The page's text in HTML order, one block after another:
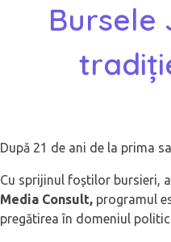
Bursele
După 21 de ani de la prima
Cu sprijinul foștilor bursieri,
Media Consult, programul
pregătirea în domeniul